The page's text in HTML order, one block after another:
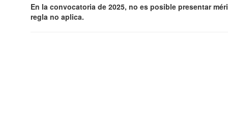
En la convocatoria de 2025, no es posible presentar
regla no aplica.